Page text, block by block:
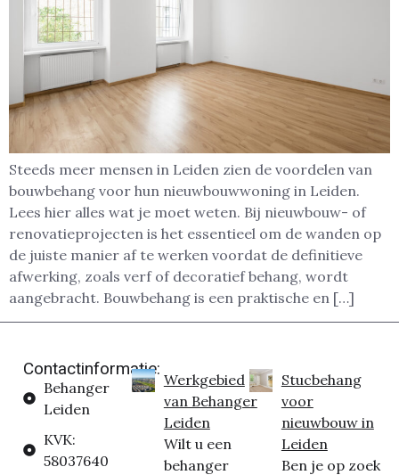
Steeds meer mensen in Leiden zien de voordelen van
bouwbehang voor hun nieuwbouwwoning in Leiden.
Lees hier alles wat je moet weten. Bij nieuwbouw- of
renovatieprojecten is het essentieel om de wanden op
de juiste manier af te werken voordat de definitieve
afwerking, zoals verf of decoratief behang, wordt
aangebracht. Bouwbehang is een praktische en […]
Contactinformatie:
Behanger
Leiden
KVK:
58037640
Werkgebied
van Behanger
Leiden
Wilt u een
behanger
Stucbehang
voor
nieuwbouw in
Leiden
Ben je op zoek